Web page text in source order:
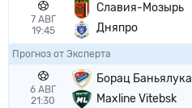
7 АВГ
19:45
Славия-Мозырь
Дняпро
Прогноз от Эксперта
6 АВГ
21:30
Борац Баньялука
Maxline Vitebsk